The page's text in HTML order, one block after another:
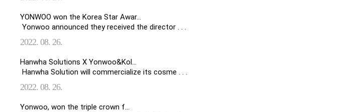
YONWOO won the Korea Star Awar…
Yonwoo announced they received the director . . .
2022. 08. 26.
Hanwha Solutions X Yonwoo&Kol…
Hanwha Solution will commercialize its cosme . . .
2022. 08. 26.
Yonwoo, won the triple crown f…